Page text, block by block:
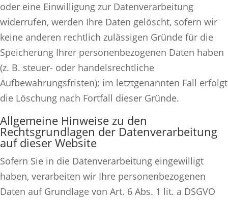
oder eine Einwilligung zur Datenverarbeitung
widerrufen, werden Ihre Daten gelöscht, sofern wir
keine anderen rechtlich zulässigen Gründe für die
Speicherung Ihrer personenbezogenen Daten haben
(z. B. steuer- oder handelsrechtliche
Aufbewahrungsfristen); im letztgenannten Fall erfolgt
die Löschung nach Fortfall dieser Gründe.
Allgemeine Hinweise zu den
Rechtsgrundlagen der Datenverarbeitung
auf dieser Website
Sofern Sie in die Datenverarbeitung eingewilligt
haben, verarbeiten wir Ihre personenbezogenen
Daten auf Grundlage von Art. 6 Abs. 1 lit. a DSGVO